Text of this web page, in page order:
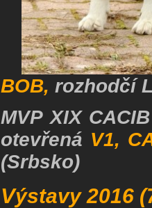
BOB, rozhodčí
MVP XIX
otevřená V1,
(Srbsko)
Výstavy 2016